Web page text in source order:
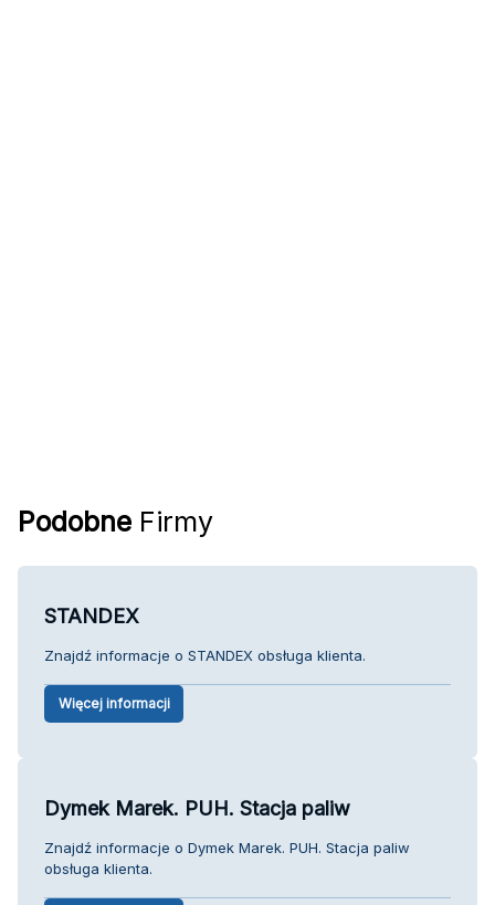
Podobne Firmy
STANDEX
Znajdź informacje o STANDEX obsługa klienta.
Więcej informacji
Dymek Marek. PUH. Stacja paliw
Znajdź informacje o Dymek Marek. PUH. Stacja paliw
obsługa klienta.